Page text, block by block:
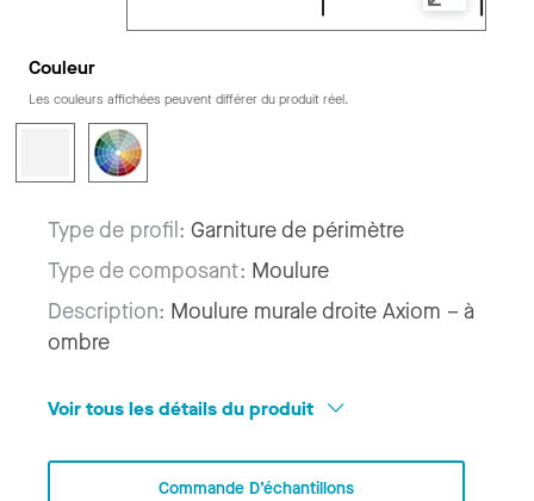
Couleur
Les couleurs affichées peuvent différer du produit réel.
Type de profil: Garniture de périmètre
Type de composant: Moulure
Description: Moulure murale droite Axiom – à
ombre
Voir tous les détails du produit
Commande D’échantillons